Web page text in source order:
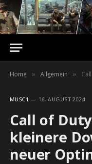
Home » Allgemein » Call
MUSC1 16. AUGUST 2024
Call of
kleinere
neuer